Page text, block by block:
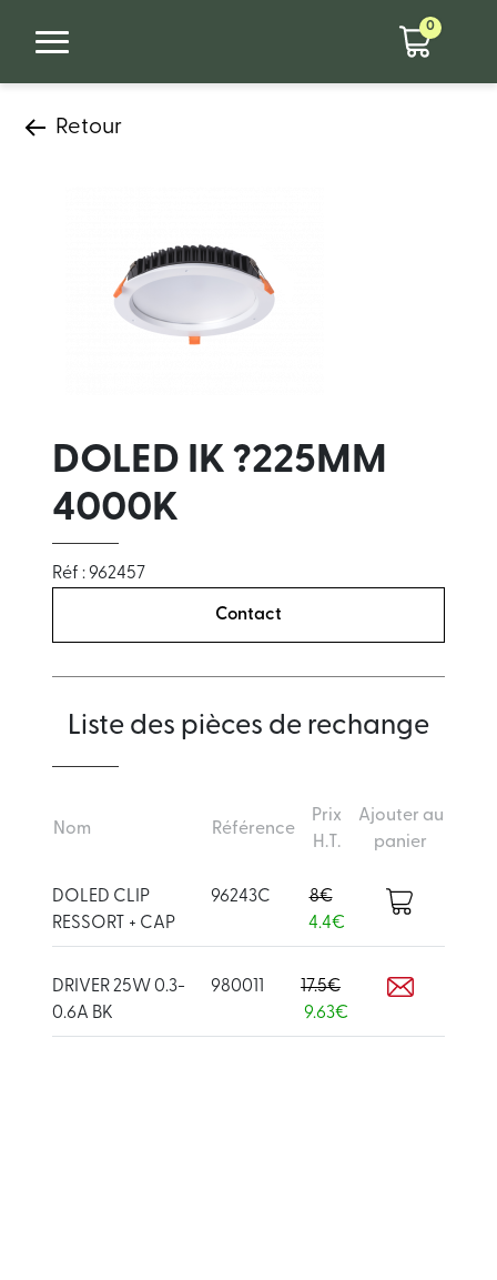
0
Retour
DOLED IK ?225MM
4000K
Réf : 962457
Contact
Liste des pièces de rechange
Nom Référence
Prix
H.T.
Ajouter au
panier
DOLED CLIP
RESSORT + CAP
96243C
8€
4.4€
DRIVER 25W 0.3-
0.6A BK
980011
17.5€
9.63€